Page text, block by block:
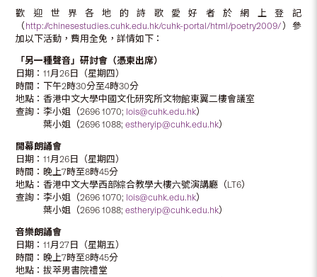
歡迎世界各地的詩歌愛好者於網上登記
（ http://chinesestudies.cuhk.edu.hk/cuhk-portal/html/poetry2009/ ）參
加以下活動，費用全免，詳情如下：
「另一種聲音」研討會（憑柬出席）
日期：11月26日（星期四）
時間：下午2時30分至4時30分
地點：香港中文大學中國文化研究所文物館東翼二樓會議室
查詢：李小姐（2696 1070; lois@cuhk.edu.hk）
葉小姐（2696 1088;estheryip@cuhk.edu.hk）
開幕朗誦會
日期：11月26日（星期四）
時間：晚上7時至8時45分
地點：香港中文大學西部綜合教學大樓六號演講廳（LT6）
查詢：李小姐（2696 1070; lois@cuhk.edu.hk）
葉小姐（2696 1088;estheryip@cuhk.edu.hk）
音樂朗誦會
日期：11月27日（星期五）
時間：晚上7時至8時45分
地點：拔萃男書院禮堂